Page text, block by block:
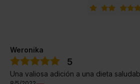
Weronika
5
Una valiosa adición a una dieta